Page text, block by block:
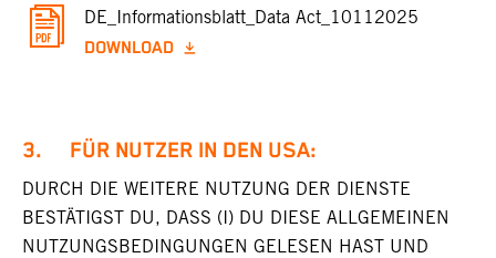
DE_Informationsblatt_Data Act_10112025
DOWNLOAD
3. FÜR NUTZER IN DEN USA:
DURCH DIE WEITERE NUTZUNG DER DIENSTE
BESTÄTIGST DU, DASS (I) DU DIESE ALLGEMEINEN
NUTZUNGSBEDINGUNGEN GELESEN HAST UND